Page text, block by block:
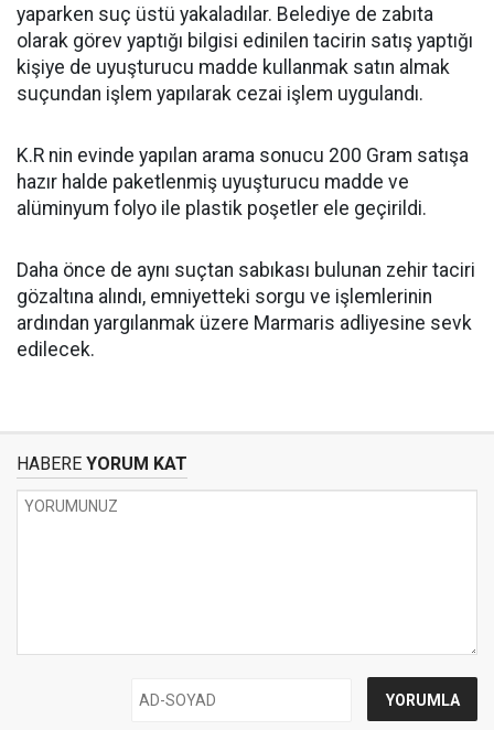
yaparken suç üstü yakaladılar. Belediye de zabıta
olarak görev yaptığı bilgisi edinilen tacirin satış yaptığı
kişiye de uyuşturucu madde kullanmak satın almak
suçundan işlem yapılarak cezai işlem uygulandı.
K.R nin evinde yapılan arama sonucu 200 Gram satışa
hazır halde paketlenmiş uyuşturucu madde ve
alüminyum folyo ile plastik poşetler ele geçirildi.
Daha önce de aynı suçtan sabıkası bulunan zehir taciri
gözaltına alındı, emniyetteki sorgu ve işlemlerinin
ardından yargılanmak üzere Marmaris adliyesine sevk
edilecek.
HABERE YORUM KAT